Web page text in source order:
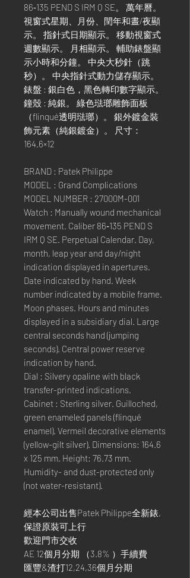
86‑135 PEND S IRM Q SE。 萬年曆。
視窗式星期、月份、閏年和晝/夜顯
示。 指針式日期顯示。 移動視窗式
週數顯示。 月相顯示。 輔助錶盤顯
示小時和分鐘。 中央大秒針（跳
秒）。 中央指針式動力儲存顯示。
錶盤 : 銀白色，黑色轉印數字顯示。
鐘殼 : 純銀。 綠色琺瑯雕飾面板
（flinqué透明琺瑯）。 銀外鍍金裝
飾元素（純銀鍍金）。 尺寸：
164.6×12
BRAND : Patek Philippe
MODEL : Grand Complications
MODEL NUMBER : 27000M-001
Watch : Manually wound mechanical
movement. Caliber 86‑135 PEND S
IRM Q SE. Perpetual Calendar. Day,
month, leap year and day/night
indication displayed in apertures.
Date indicated by hand. Week
number indicated by a mobile frame.
Moon phases. Hours and minutes
displayed in a subsidiary dial. Large
central seconds hand (jumping
seconds). Central power reserve
indication by hand.
Dial : Silvery opaline with black
transfer-printed indications.
Cabinet : Sterling silver. Guilloched,
green enameled panels (flinqué
enamel). Vermeil decorative elements
(yellow-gilt silver). Dimensions: 164.6
x 125 mm. Height: 76.73 mm.
Humidity- and dust-protected only
(not water-resistant).
經本公司出售Patek Philippe全新錶,
保證原裝可上行
歡迎門市交收
AE 12個月分期 （3.8% ）手續費
匯豐&渣打12,24,36個月分期